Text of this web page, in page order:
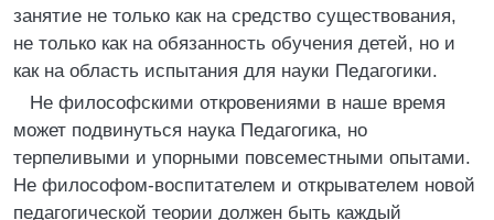
занятие не только как на средство существования,
не только как на обязанность обучения детей, но и
как на область испытания для науки Педагогики.
Не философскими откровениями в наше время
может подвинуться наука Педагогика, но
терпеливыми и упорными повсеместными опытами.
Не философом-воспитателем и открывателем новой
педагогической теории должен быть каждый